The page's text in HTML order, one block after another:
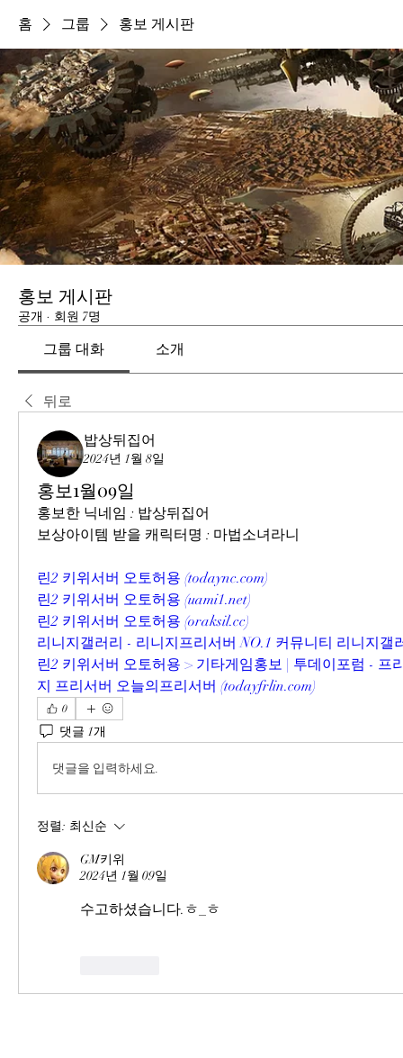
홈 그룹 홍보 게시판
홍보 게시판
공개 · 회원 7명
그룹 대화 소개
뒤로
밥상뒤집어
2024년 1월 8일
홍보1월09일
홍보한 닉네임 : 밥상뒤집어
보상아이템 받을 캐릭터명 : 마법소녀라니
린2 키위서버 오토허용 (todaync.com)
린2 키위서버 오토허용 (uami1.net)
린2 키위서버 오토허용 (oraksil.cc)
리니지갤러리 - 리니지프리서버 NO.1 커뮤니티 리니지갤
린2 키위서버 오토허용 > 기타게임홍보 | 투데이포럼 - 프
지 프리서버 오늘의프리서버 (todayfrlin.com)
0
댓글 1개
댓글을 입력하세요.
정렬: 최신순
GM키위
2024년 1월 09일
수고하셨습니다.ㅎ_ㅎ